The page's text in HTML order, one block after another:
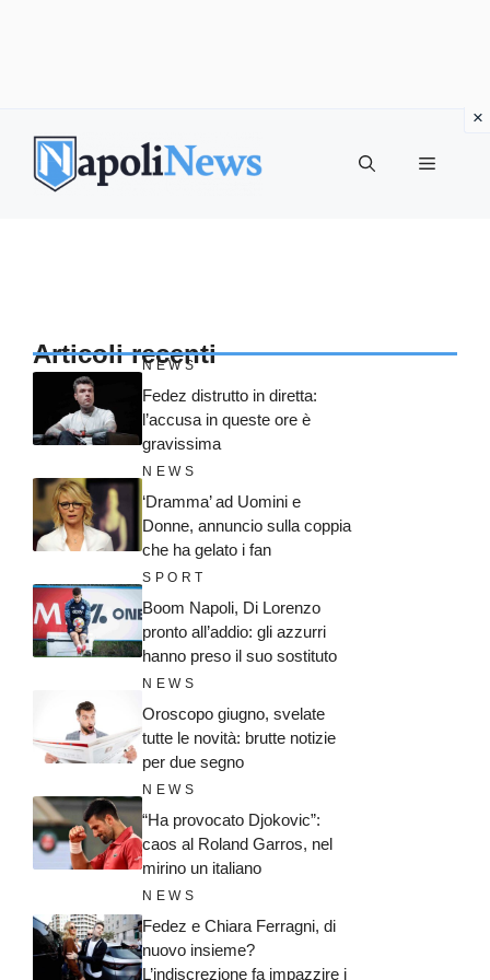
contenuto
MENU
Articoli recenti
NEWS
Fedez distrutto in diretta:
l’accusa in queste ore è
gravissima
NEWS
‘Dramma’ ad Uomini e
Donne, annuncio sulla coppia
che ha gelato i fan
SPORT
Boom Napoli, Di Lorenzo
pronto all’addio: gli azzurri
hanno preso il suo sostituto
NEWS
Oroscopo giugno, svelate
tutte le novità: brutte notizie
per due segno
NEWS
“Ha provocato Djokovic”:
caos al Roland Garros, nel
mirino un italiano
NEWS
Fedez e Chiara Ferragni, di
nuovo insieme?
L’indiscrezione fa impazzire i